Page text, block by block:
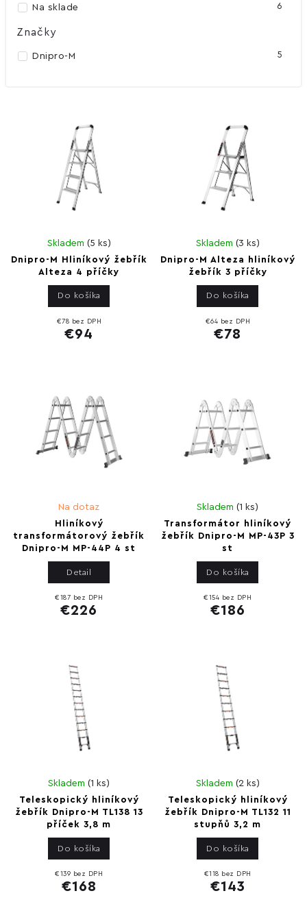
Na sklade 6
Značky
Dnipro-M 5
Dnipro-M Hliníkový žebřík
Alteza 4 příčky
Skladem (5 ks)
€78 bez DPH
€94
Do košíka
Dnipro-M Alteza hliníkový
žebřík 3 příčky
Skladem (3 ks)
€64 bez DPH
€78
Do košíka
Hliníkový
transformátorový žebřík
Dnipro-M MP-44P 4 st
Na dotaz
€187 bez DPH
€226
Detail
Transformátor hliníkový
žebřík Dnipro-M MP-43P 3
st
Skladem(1 ks)
€154 bez DPH
€186
Do košíka
Teleskopický hliníkový
žebřík Dnipro-M TL138 13
příček 3,8 m
Skladem(1 ks)
€139 bez DPH
€168
Do košíka
Teleskopický hliníkový
žebřík Dnipro-M TL132 11
stupňů 3,2 m
Skladem (2 ks)
€118 bez DPH
€143
Do košíka